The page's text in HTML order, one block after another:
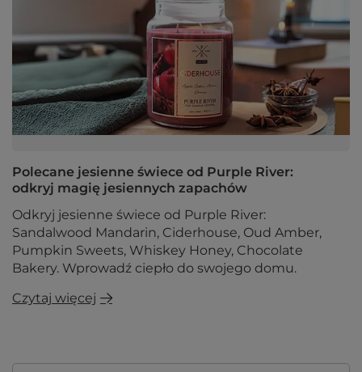
Polecane jesienne świece od Purple River:
odkryj magię jesiennych zapachów
Odkryj jesienne świece od Purple River:
Sandalwood Mandarin, Ciderhouse, Oud Amber,
Pumpkin Sweets, Whiskey Honey, Chocolate
Bakery. Wprowadź ciepło do swojego domu.
Czytaj więcej